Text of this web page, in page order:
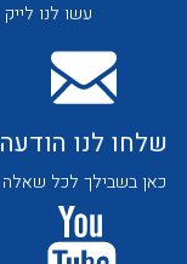
לכל מוצרי היצרן
עשו לנו לייק
שלחו לנו הודעה
כאן בשבילך לכל שאלה